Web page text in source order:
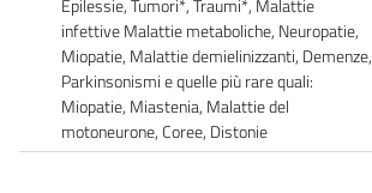
Epilessie, Tumori*, Traumi*, Malattie
infettive Malattie metaboliche, Neuropatie,
Miopatie, Malattie demielinizzanti, Demenze,
Parkinsonismi e quelle più rare quali:
Miopatie, Miastenia, Malattie del
motoneurone, Coree, Distonie